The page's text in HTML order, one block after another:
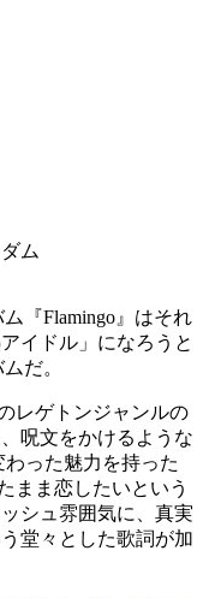
ム
『Flamingo』はそれ
イドル」になろうと
だ。
レゲトンジャンルの
呪文をかけるような
った魅力を持った
まま恋したいという
シュ雰囲気に、真実
堂々とした歌詞が加